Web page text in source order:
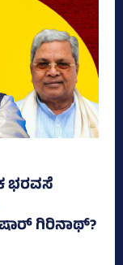
ಭರವಸೆ
ಗಿರಿನಾಥ್?